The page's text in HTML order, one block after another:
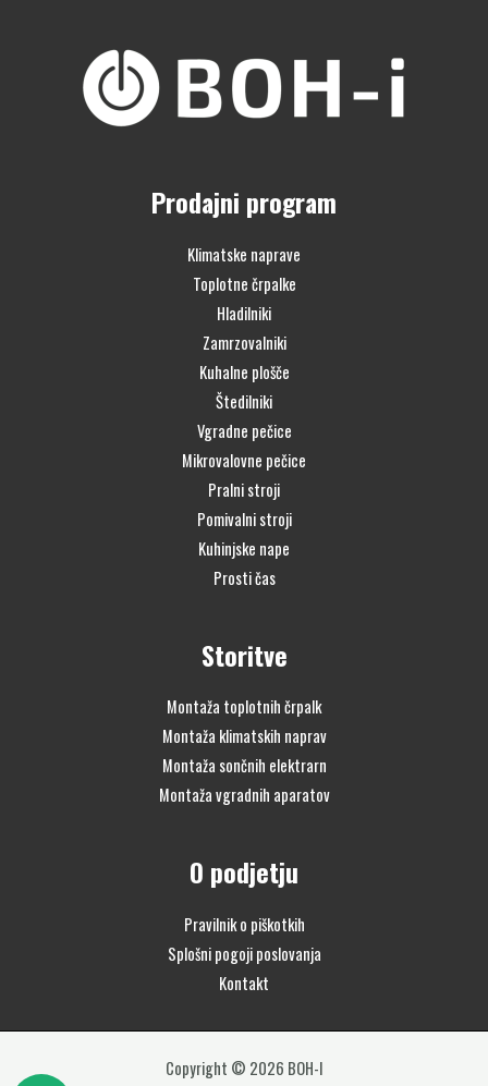
Prodajni program
Klimatske naprave
Toplotne črpalke
Hladilniki
Zamrzovalniki
Kuhalne plošče
Štedilniki
Vgradne pečice
Mikrovalovne pečice
Pralni stroji
Pomivalni stroji
Kuhinjske nape
Prosti čas
Storitve
Montaža toplotnih črpalk
Montaža klimatskih naprav
Montaža sončnih elektrarn
Montaža vgradnih aparatov
O podjetju
Pravilnik o piškotkih
Splošni pogoji poslovanja
Kontakt
Copyright © 2026 BOH-I